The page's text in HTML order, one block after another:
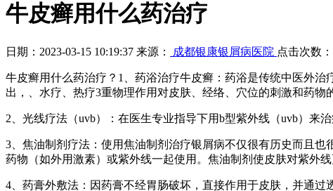
牛皮癣用什么药治疗
日期：2023-03-15 10:19:37 来源： 成都银康银屑病医院 点击次数：
牛皮癣用什么药治疗？1、药浴治疗牛皮癣：药浴是传统中医外
出，、水疗、热疗3重物理作用对皮肤、经络、穴位的刺激和药物
2、光线疗法（uvb）：在医生专业指导下用b型紫外线（uvb）来
3、焦油制剂疗法：使用焦油制剂治疗银屑病不仅很有历史而且
药物（如外用激素）或紫外线一起使用。焦油制剂使皮肤对紫外
4、药膏外敷法：因药膏不经胃肠破坏，直接作用于皮肤，并通